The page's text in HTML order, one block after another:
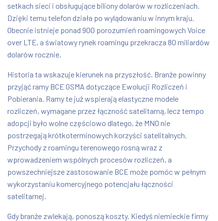
setkach sieci i obsługujące biliony dolarów w rozliczeniach.
Dzięki temu telefon działa po wylądowaniu w innym kraju.
Obecnie istnieje ponad 900 porozumień roamingowych Voice
over LTE, a światowy rynek roamingu przekracza 80 miliardów
dolarów rocznie.
Historia ta wskazuje kierunek na przyszłość. Branże powinny
przyjąć ramy BCE GSMA dotyczące Ewolucji Rozliczeń i
Pobierania. Ramy te już wspierają elastyczne modele
rozliczeń, wymagane przez łączność satelitarną, lecz tempo
adopcji było wolne częściowo dlatego, że MNO nie
postrzegają krótkoterminowych korzyści satelitalnych.
Przychody z roamingu terenowego rosną wraz z
wprowadzeniem wspólnych procesów rozliczeń, a
powszechniejsze zastosowanie BCE może pomóc w pełnym
wykorzystaniu komercyjnego potencjału łączności
satelitarnej.
Gdy branże zwlekają, ponoszą koszty. Kiedyś niemieckie firmy